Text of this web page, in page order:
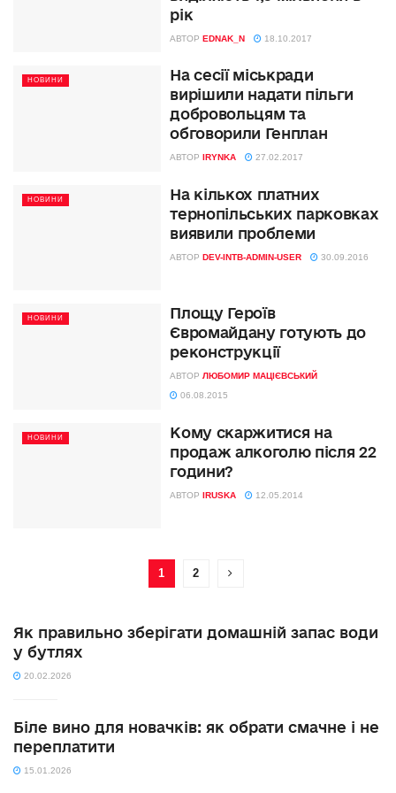
рік
АВТОР EDNAK_N 18.10.2017
НОВИНИ
На сесії міськради
вирішили надати пільги
добровольцям та
обговорили Генплан
АВТОР IRYNKA 27.02.2017
НОВИНИ
На кількох платних
тернопільських парковках
виявили проблеми
АВТОР DEV-INTB-ADMIN-USER 30.09.2016
НОВИНИ
Площу Героїв
Євромайдану готують до
реконструкції
АВТОР ЛЮБОМИР МАЦІЄВСЬКИЙ
06.08.2015
НОВИНИ
Кому скаржитися на
продаж алкоголю після 22
години?
АВТОР IRUSKA 12.05.2014
1 2
Як правильно зберігати домашній запас води
у бутлях
20.02.2026
Біле вино для новачків: як обрати смачне і не
переплатити
15.01.2026